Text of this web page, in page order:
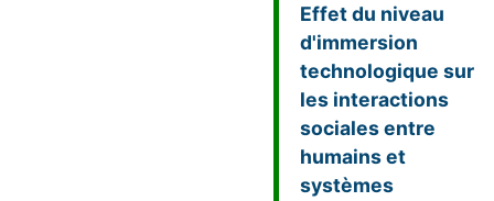
Effet du niveau
d'immersion
technologique sur
les interactions
sociales entre
humains et
systèmes